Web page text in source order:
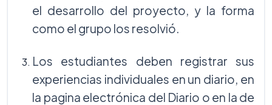
el desarrollo del proyecto, y la forma
como el grupo los resolvió.
Los estudiantes deben registrar sus
experiencias individuales en un diario, en
la pagina electrónica del Diario o en la de